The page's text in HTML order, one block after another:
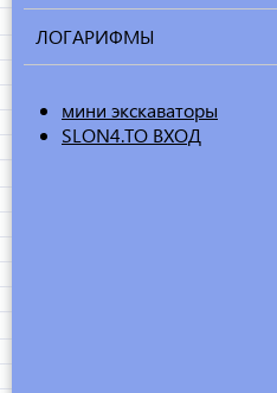
ЛОГАРИФМЫ
мини экскаваторы
SLON4.TO ВХОД